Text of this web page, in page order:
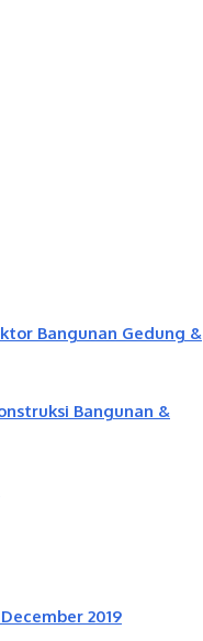
Bangunan Gedung &
Bangunan &
2019